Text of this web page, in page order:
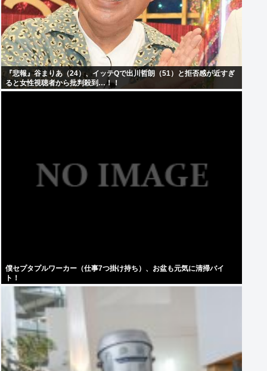
『悲報』谷まりあ（24）、イッテQで出川哲朗（51）と拒否感が近すぎ
ると女性視聴者から批判殺到…！！
僕セプタプルワーカー（仕事7つ掛け持ち）、お盆も元気に清掃バイ
ト！